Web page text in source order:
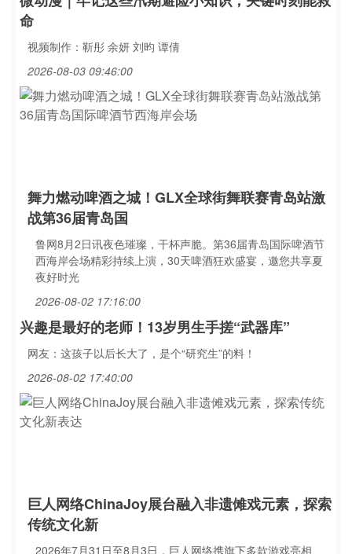
命
视频制作：靳彤 余妍 刘昀 谭倩
2026-08-03 09:46:00
舞力燃动啤酒之城！GLX全球街舞联赛青岛站激
战第36届青岛国
鲁网8月2日讯夜色璀璨，干杯声脆。第36届青岛国际啤酒节
西海岸会场精彩持续上演，30天啤酒狂欢盛宴，邀您共享夏
夜好时光
2026-08-02 17:16:00
兴趣是最好的老师！13岁男生手搓“武器库”
网友：这孩子以后长大了，是个“研究生”的料！
2026-08-02 17:40:00
巨人网络ChinaJoy展台融入非遗傩戏元素，探索
传统文化新
2026年7月31日至8月3日，巨人网络携旗下多款游戏亮相